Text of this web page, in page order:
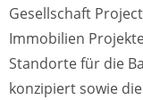
Gesellschaft
Immobilien
Standorte für die
konzipiert sowie